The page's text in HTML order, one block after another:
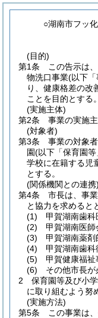
○湖南市フッ
(目的)
第1条
この告示は
物洗口事業(以下「
り、健康格差の改
ことを目的とする。
(実施主体)
第2条
事業の実施
(対象者)
第3条
事業の対象
園(以下「保育園
学校に在籍する児
とする。
(関係機関との連携)
第4条
市長は、事
と協力を求めると
(1)
甲賀湖南歯科
(2)
甲賀湖南医師
(3)
甲賀湖南薬剤
(4)
甲賀湖南歯科
(5)
甲賀健康福祉
(6)
その他市長
2
保育園等及び小
に取り組むよう努
(実施方法)
第5条
この事業は